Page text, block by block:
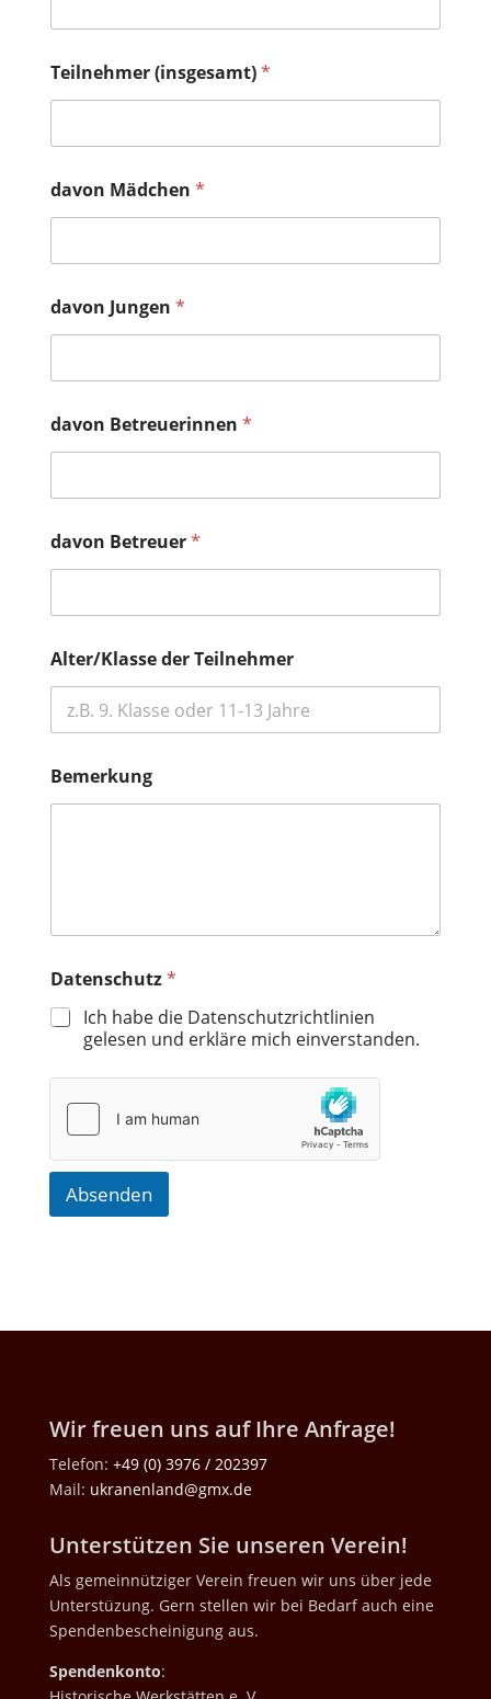
Teilnehmer (insgesamt)*
davon Mädchen *
davon Jungen *
davon Betreuerinnen *
davon Betreuer*
Alter/Klasse der Teilnehmer
Bemerkung
Datenschutz*
Ich habe die Datenschutzrichtlinien
gelesen und erkläre mich einverstanden.
Absenden
Wir freuen uns auf Ihre Anfrage!
Telefon: +49 (0) 3976 / 202397
Mail: ukranenland@gmx.de
Unterstützen Sie unseren Verein!
Als gemeinnütziger Verein freuen wir uns über jede
Unterstüzung. Gern stellen wir bei Bedarf auch eine
Spendenbescheinigung aus.
Spendenkonto: